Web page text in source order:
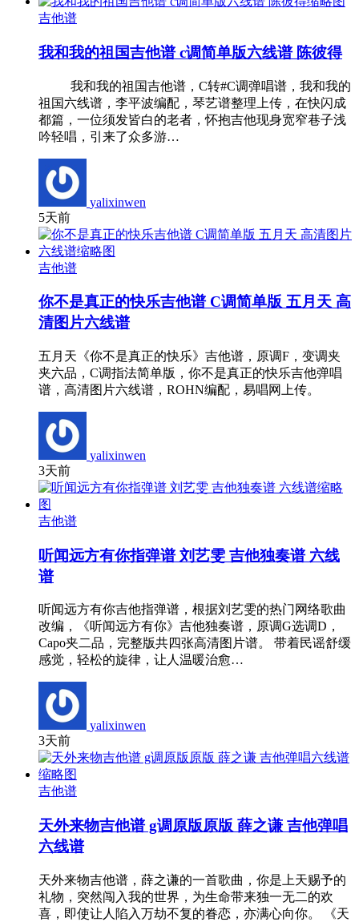
吉他谱
我和我的祖国吉他谱 c调简单版六线谱 陈彼得
我和我的祖国吉他谱，C转#C调弹唱谱，我和我的
祖国六线谱，李平波编配，琴艺谱整理上传，在快闪成
都篇，一位须发皆白的老者，怀抱吉他现身宽窄巷子浅
吟轻唱，引来了众多游…
yalixinwen
5天前
吉他谱
你不是真正的快乐吉他谱 C调简单版 五月天 高
清图片六线谱
五月天《你不是真正的快乐》吉他谱，原调F，变调夹
夹六品，C调指法简单版，你不是真正的快乐吉他弹唱
谱，高清图片六线谱，ROHN编配，易唱网上传。
yalixinwen
3天前
吉他谱
听闻远方有你指弹谱 刘艺雯 吉他独奏谱 六线
谱
听闻远方有你吉他指弹谱，根据刘艺雯的热门网络歌曲
改编，《听闻远方有你》吉他独奏谱，原调G选调D，
Capo夹二品，完整版共四张高清图片谱。 带着民谣舒缓
感觉，轻松的旋律，让人温暖治愈…
yalixinwen
3天前
吉他谱
天外来物吉他谱 g调原版原版 薛之谦 吉他弹唱
六线谱
天外来物吉他谱，薛之谦的一首歌曲，你是上天赐予的
礼物，突然闯入我的世界，为生命带来独一无二的欢
喜，即使让人陷入万劫不复的眷恋，亦满心向你。 《天